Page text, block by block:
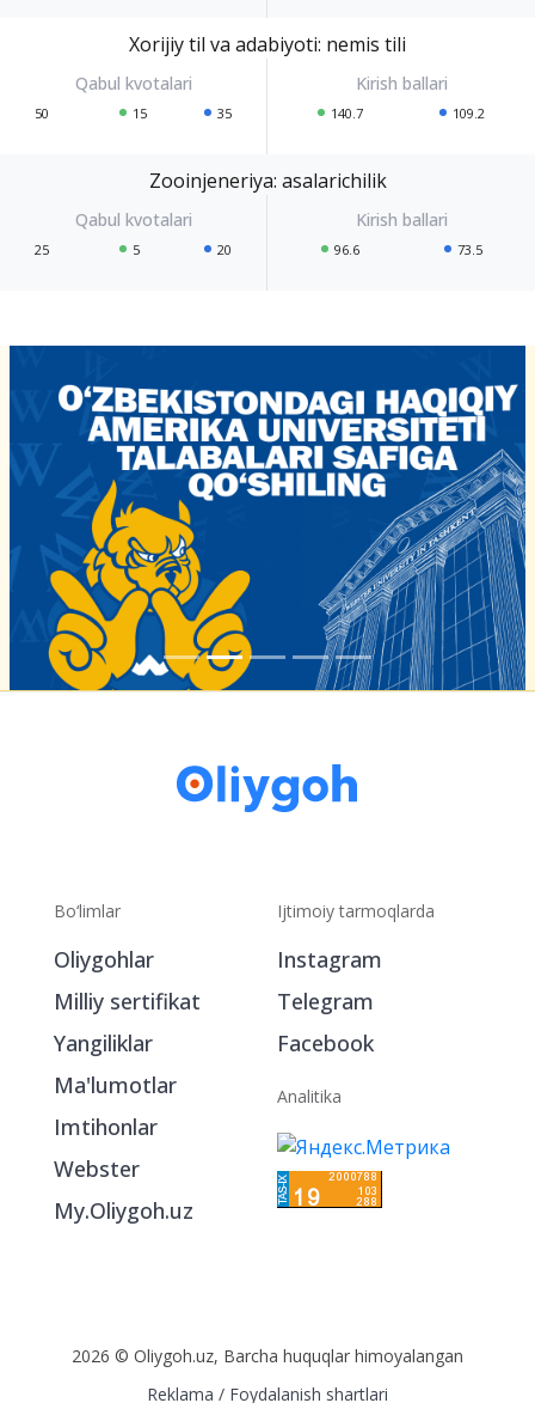
Xorijiy til va adabiyoti: nemis tili
50 15 35 140.7 109.2
Zooinjeneriya: asalarichilik
25 5 20 96.6 73.5
Bo‘limlar
Oliygohlar
Milliy sertifikat
Yangiliklar
Ma'lumotlar
Imtihonlar
Webster
My.Oliygoh.uz
Ijtimoiy tarmoqlarda
Instagram
Telegram
Facebook
Analitika
2026 © Oliygoh.uz, Barcha huquqlar himoyalangan
Reklama / Foydalanish shartlari